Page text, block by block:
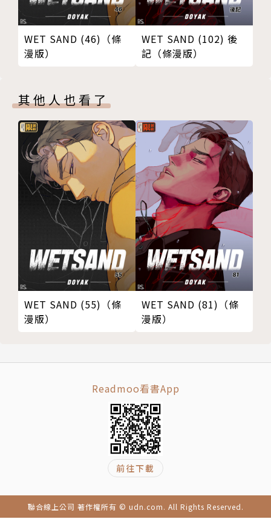
WET SAND (46)（條
漫版）
WET SAND (102) 後
記（條漫版）
其他人也看了
WET SAND (55)（條
漫版）
WET SAND (81)（條
漫版）
Readmoo看書App
前往下載
聯合線上公司 著作權所有 © udn.com. All Rights Reserved.